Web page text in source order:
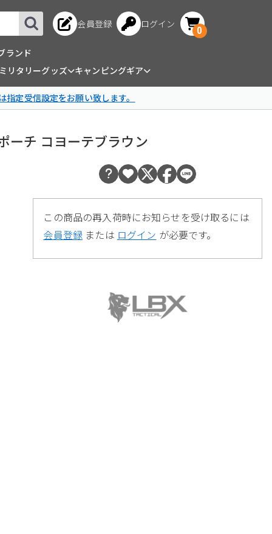
会員登録 ログイン
0
ランド
リタリーグッズ
キャンピングギア
定受信設定をお願い致します。
ーチ コヨーテブラウン
この商品の再入荷時にお知らせを受け取るには
会員登録 または ログイン が必要です。